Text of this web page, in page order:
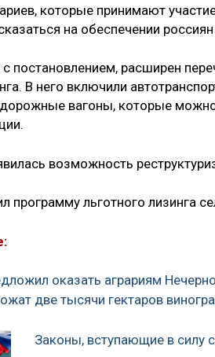
которые принимают
на обеспечении
с постановлением, расширен
В него включили
вагоны, которые
возможность
программу льготного лизинга
оказать аграриям
две тысячи гектаров
Законы, вступающие в силу с